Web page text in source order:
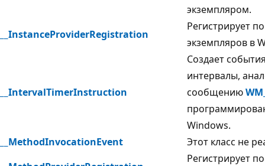
экземпляром.
__InstanceProviderRegistration
Регистрирует
экземпляров в
__IntervalTimerInstruction
Создает
интервалы,
сообщению
Windows.
__MethodInvocationEvent
Этот класс не
Регистрирует